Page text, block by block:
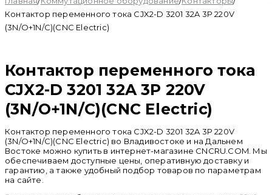
Контактор переменного тока CJX2-D 3201 32A 3P 220V
(3N/O+1N/C)(CNC Electric)
Контактор переменного тока
CJX2-D 3201 32A 3P 220V
(3N/O+1N/C)(CNC Electric)
Контактор переменного тока CJX2-D 3201 32A 3P 220V
(3N/O+1N/C)(CNC Electric) во Владивостоке и на Дальнем
Востоке можно купить в интернет-магазине CNCRU.COM. Мы
обеспечиваем доступные цены, оперативную доставку и
гарантию, а также удобный подбор товаров по параметрам
на сайте.